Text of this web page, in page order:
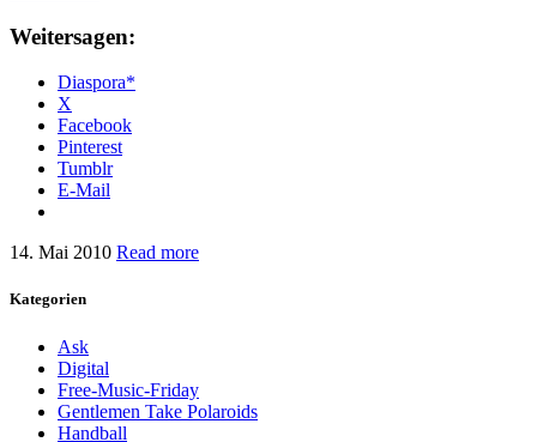
Weitersagen:
Diaspora*
X
Facebook
Pinterest
Tumblr
E-Mail
14. Mai 2010 Read more
Kategorien
Ask
Digital
Free-Music-Friday
Gentlemen Take Polaroids
Handball